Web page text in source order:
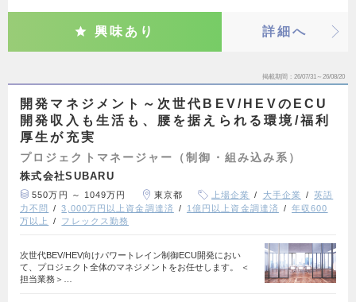
興味あり 詳細へ
掲載期間 26/07/31～26/08/20
開発マネジメント～次世代BEV/HEVのECU
開発収入も生活も、腰を据えられる環境/福利
厚生が充実
プロジェクトマネージャー（制御・組み込み系）
株式会社SUBARU
550万円 ～ 1049万円 東京都 上場企業 大手企業
英語
力不問
3,000万円以上資金調達済 1億円以上資金調達済
年収600
万以上
フレックス勤務
次世代BEV/HEV向けパワートレイン制御ECU開発におい
て、プロジェクト全体のマネジメントをお任せします。 ＜
担当業務＞…